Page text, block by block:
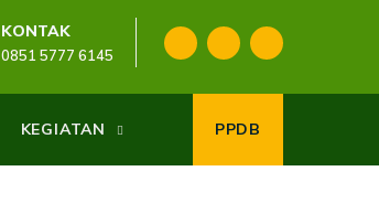
KONTAK
0851 5777 6145
KEGIATAN PPDB